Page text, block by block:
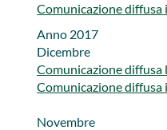
Comunicazione diffusa
​​​​Anno 2017​
​​​​Dicembre
Comunicazione
​Comunicazione diffusa
Novembre